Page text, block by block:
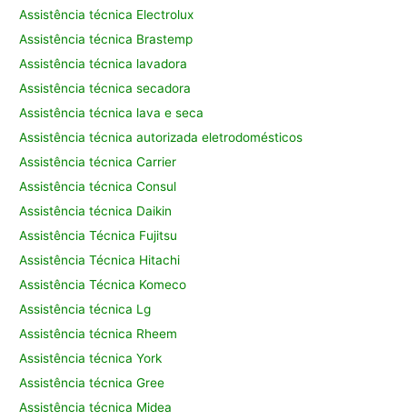
Assistência técnica Electrolux
Assistência técnica Brastemp
Assistência técnica lavadora
Assistência técnica secadora
Assistência técnica lava e seca
Assistência técnica autorizada eletrodomésticos
Assistência técnica Carrier
Assistência técnica Consul
Assistência técnica Daikin
Assistência Técnica Fujitsu
Assistência Técnica Hitachi
Assistência Técnica Komeco
Assistência técnica Lg
Assistência técnica Rheem
Assistência técnica York
Assistência técnica Gree
Assistência técnica Midea